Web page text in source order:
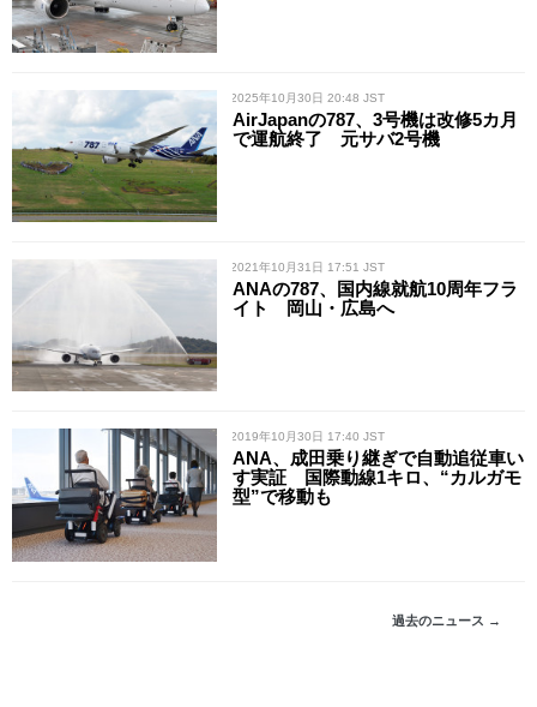
/ 2025年10月30日 20:48 JST
AirJapanの787、3号機は改修5カ月
で運航終了 元サバ2号機
/ 2021年10月31日 17:51 JST
ANAの787、国内線就航10周年フラ
イト 岡山・広島へ
/ 2019年10月30日 17:40 JST
ANA、成田乗り継ぎで自動追従車い
す実証 国際動線1キロ、“カルガモ
型”で移動も
過去のニュース →